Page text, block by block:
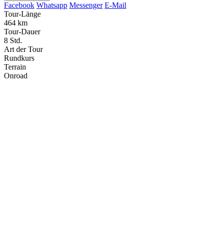
Facebook Whatsapp Messenger E-Mail
Tour-Länge
464 km
Tour-Dauer
8 Std.
Art der Tour
Rundkurs
Terrain
Onroad